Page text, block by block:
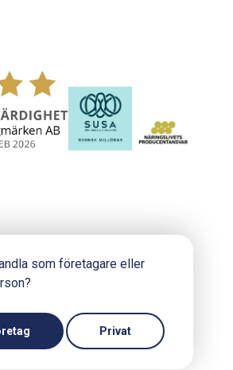
och design: Webbpartner
som företagare eller
Privat